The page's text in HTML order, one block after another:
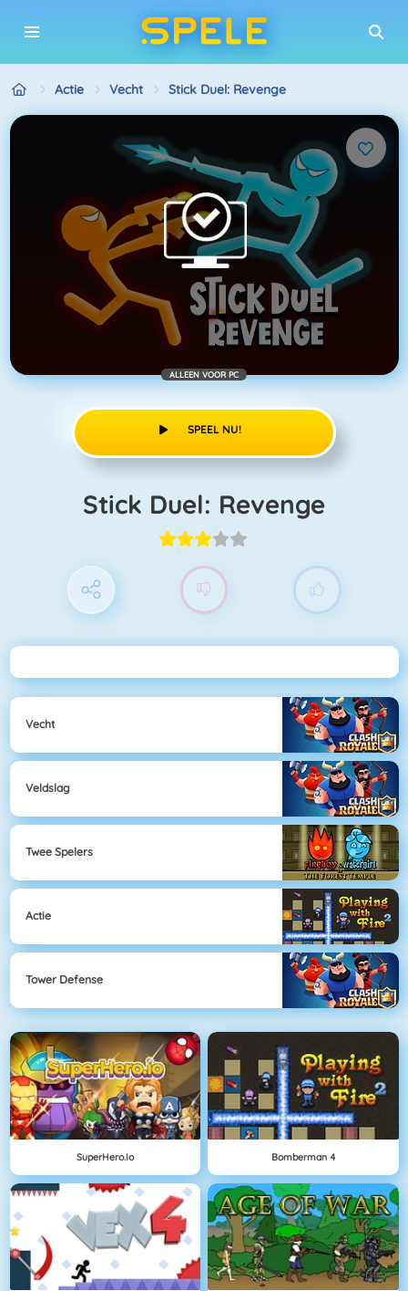
Actie Vecht Stick Duel: Revenge
ALLEEN VOOR PC
SPEEL NU!
Stick Duel: Revenge
Vecht
Veldslag
Twee Spelers
Actie
Tower Defense
SuperHero.io Bomberman 4